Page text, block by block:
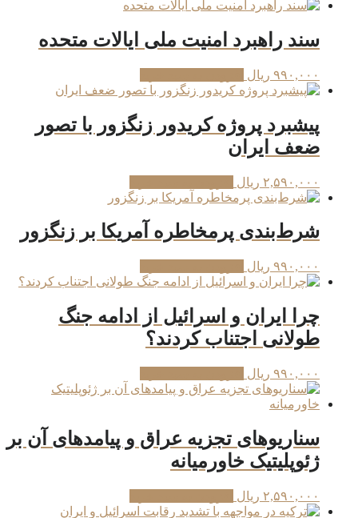
سند راهبرد امنیت ملی ایالات متحده
۹۹۰,۰۰۰ ریال
پیشبرد پروژه کریدور زنگزور با تصور
ضعف ایران
۲,۵۹۰,۰۰۰ ریال
شرط‌بندی پرمخاطره آمریکا بر زنگزور
۹۹۰,۰۰۰ ریال
چرا ایران و اسرائیل از ادامه جنگ
طولانی اجتناب کردند؟
۹۹۰,۰۰۰ ریال
سناریوهای تجزیه عراق و پیامدهای آن بر
ژئوپلیتیک خاورمیانه
۲,۵۹۰,۰۰۰ ریال